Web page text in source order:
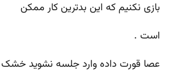
بازی نکنیم که این بدترین کار ممکن
است .
عصا قورت داده وارد جلسه نشوید